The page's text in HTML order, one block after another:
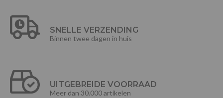
SNELLE VERZENDING
Binnen twee dagen in huis
UITGEBREIDE VOORRAAD
Meer dan 30.000 artikelen